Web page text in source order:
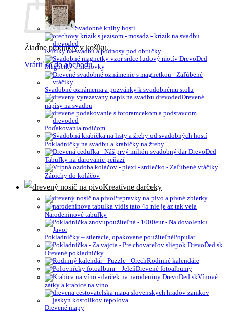
Žiadne produkty v košíku.
Vrátiť sa do obchodu
Svadobné knihy hostí
Krížiky na svadbu a podnosy pod obrúčky
Magnetky a menovky
Svadobné oznámenia a pozvánky k svadobnému stolu
Drevené
nápisy na svadbu
Poďakovania rodičom
Pokladničky na svadbu a krabičky na žreby
Tabuľky na darovanie peňazí
Zápichy do koláčov
Kreatívne darčeky
Prepravky na pivo a pivné zbierky
Narodeninové tabuľky
Pokladničky – stieracie, opakovane použiteľné
Drevené pokladničky
Rodinné kalendáre
Drevené fotoalbumy
Vínové
zátky a krabice na víno
Drevené mapy